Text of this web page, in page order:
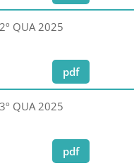
QUA 2025
pdf
QUA 2025
pdf